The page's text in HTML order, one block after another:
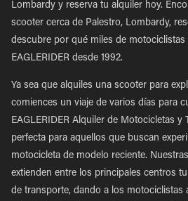
Lombardy y reserva tu alquiler hoy.
scooter cerca de Palestro, Lombardy,
descubre por qué miles de motociclistas
EAGLERIDER desde 1992.
Ya sea que alquiles una scooter para
comiences un viaje de varios días para
EAGLERIDER Alquiler de Motocicletas y
perfecta para aquellos que buscan
motocicleta de modelo reciente.
extienden entre los principales centros
de transporte, dando a los motociclistas